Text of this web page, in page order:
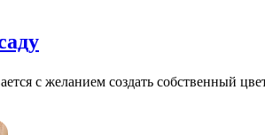
с желанием создать собственный